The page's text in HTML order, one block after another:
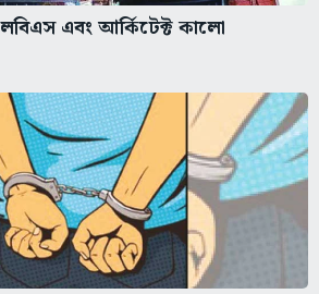
এবং আর্কিটেক্ট কালো